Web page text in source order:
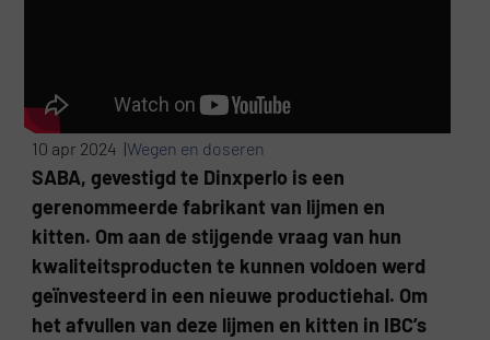
10 apr 2024 |Wegen en doseren
SABA, gevestigd te Dinxperlo is een
gerenommeerde fabrikant van lijmen en
kitten. Om aan de stijgende vraag van hun
kwaliteitsproducten te kunnen voldoen werd
geïnvesteerd in een nieuwe productiehal. Om
het afvullen van deze lijmen en kitten in IBC’s